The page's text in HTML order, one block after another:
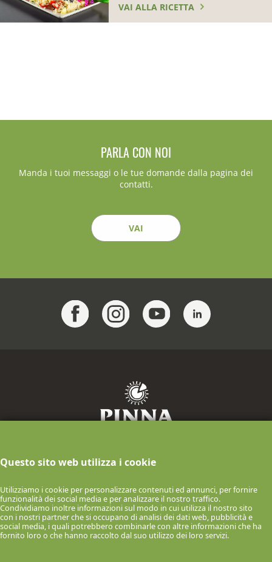
Questo sito web utilizza i cookie
Utilizziamo i cookie per personalizzare contenuti ed annunci, per fornire
funzionalità dei social media e per analizzare il nostro traffico.
Condividiamo inoltre informazioni sul modo in cui utilizza il nostro sito
con i nostri partner che si occupano di analisi dei dati web, pubblicità e
social media, i quali potrebbero combinarle con altre informazioni che ha
fornito loro o che hanno raccolto dal suo utilizzo dei loro servizi.
VAI ALLA RICETTA
PARLA CON NOI
Manda i tuoi messaggi o le tue domande dalla pagina dei
contatti.
VAI
info@pinnaformaggi.it- Tel. 079.886009
- 07047 Thiesi (SS) ITALIA
© 2026 F.lli Pinna Industria Casearia S.p.A.
COOKIE POLICY INFORMATIVA SULLA PRIVACY